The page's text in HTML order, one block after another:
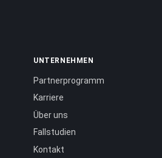
UNTERNEHMEN
Partnerprogramm
Karriere
Über uns
Fallstudien
Kontakt